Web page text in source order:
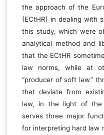
the approach of the
(ECtHR) in dealing with
this study, which were
analytical method and
that the ECtHR
law norms, while at
“producer of soft law”
that deviate from
law, in the light of the
serves three major
for interpreting hard law